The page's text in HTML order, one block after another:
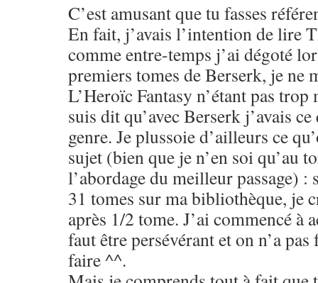
C’est amusant que tu fasses
En fait, j’avais l’intention de lire
comme entre-temps j’ai dégoté
premiers tomes de Berserk, je ne
L’Heroïc Fantasy n’étant pas trop
suis dit qu’avec Berserk j’avais
genre. Je plussoie d’ailleurs ce
sujet (bien que je n’en soi qu’au
l’abordage du meilleur passage) :
31 tomes sur ma bibliothèque, je
après 1/2 tome. J’ai commencé à
faut être persévérant et on n’a
faire ^^.